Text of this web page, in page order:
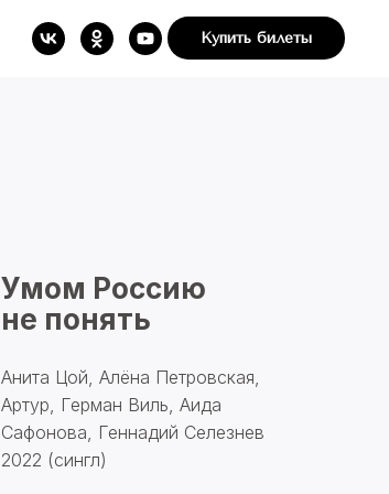
Купить билеты
Умом Россию
не понять
Анита Цой, Алёна Петровская,
Артур, Герман Виль, Аида
Сафонова, Геннадий Селезнев
2022 (сингл)